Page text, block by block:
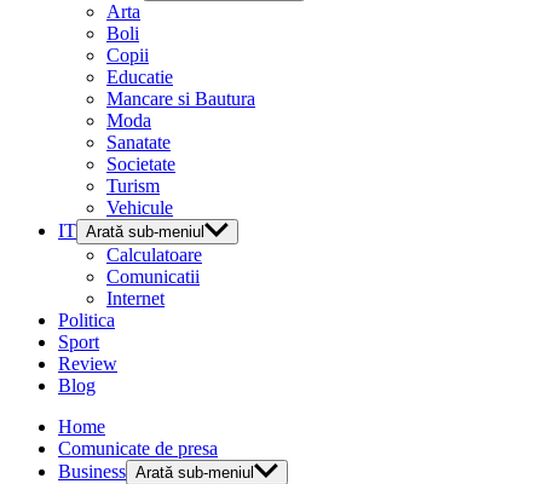
Arta
Boli
Copii
Educatie
Mancare si Bautura
Moda
Sanatate
Societate
Turism
Vehicule
IT Arată sub-meniul
Calculatoare
Comunicatii
Internet
Politica
Sport
Review
Blog
Home
Comunicate de presa
Business Arată sub-meniul